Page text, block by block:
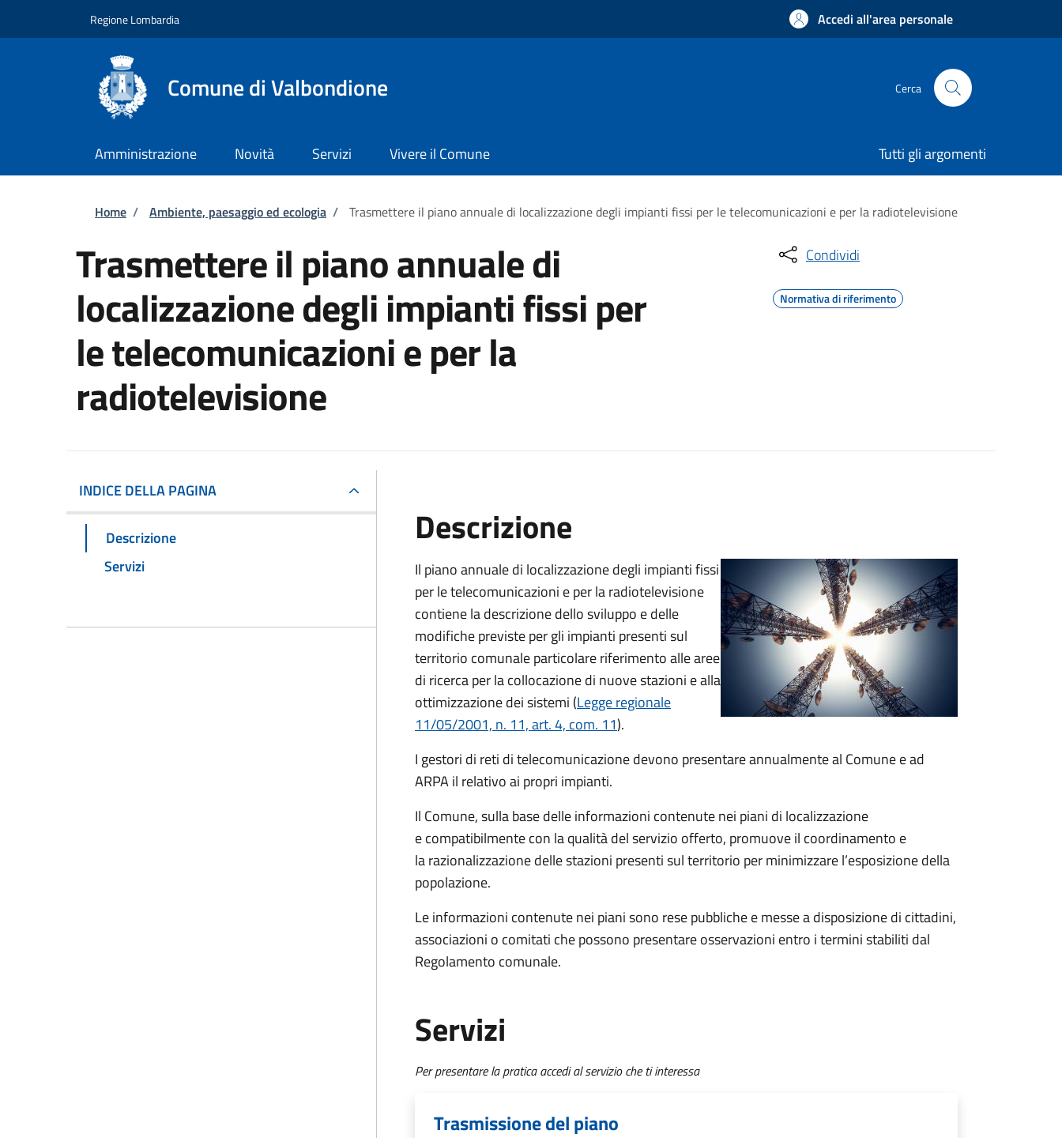
Regione Lombardia Accedi all'area personale
Comune di Valbondione Cerca
Amministrazione Novità Servizi Vivere il Comune Tutti gli argomenti
Briciole di pane
Home / Ambiente, paesaggio ed ecologia / Trasmettere il piano annuale di localizzazione degli impianti fissi per le telecomunicazioni e per la radiotelevisione
Trasmettere il piano annuale di
localizzazione degli impianti fissi per
le telecomunicazioni e per la
radiotelevisione
Condividi
Normativa di riferimento
INDICE DELLA PAGINA
Descrizione
Servizi
Descrizione
Il piano annuale di localizzazione degli impianti fissi
per le telecomunicazioni e per la radiotelevisione
contiene la descrizione dello sviluppo e delle
modifiche previste per gli impianti presenti sul
territorio comunale particolare riferimento alle aree
di ricerca per la collocazione di nuove stazioni e alla
ottimizzazione dei sistemi (Legge regionale
11/05/2001, n. 11, art. 4, com. 11).
I gestori di reti di telecomunicazione devono presentare annualmente al Comune e ad
ARPA il relativo ai propri impianti.
Il Comune, sulla base delle informazioni contenute nei piani di localizzazione
ecompatibilmente con la qualità del servizio offerto, promuove il coordinamento e
la razionalizzazione delle stazioni presenti sul territorio per minimizzare l’esposizione della
popolazione.
Le informazioni contenute nei piani sono rese pubbliche e messe a disposizione di cittadini,
associazioni o comitati che possono presentare osservazioni entro i termini stabiliti dal
Regolamento comunale.
Servizi
Per presentare la pratica accedi al servizio che ti interessa
Trasmissione del piano